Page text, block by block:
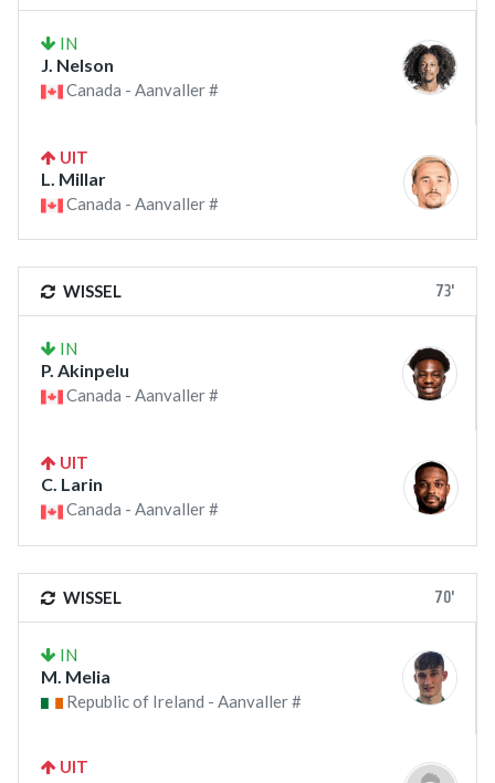
IN
J. Nelson
Canada - Aanvaller #
UIT
L. Millar
Canada - Aanvaller #
WISSEL 73'
IN
P. Akinpelu
Canada - Aanvaller #
UIT
C. Larin
Canada - Aanvaller #
WISSEL 70'
IN
M. Melia
Republic of Ireland - Aanvaller #
UIT